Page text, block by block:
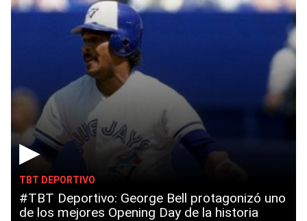
▶
TBT DEPORTIVO
#TBT Deportivo: George Bell protagonizó uno
de los mejores Opening Day de la historia